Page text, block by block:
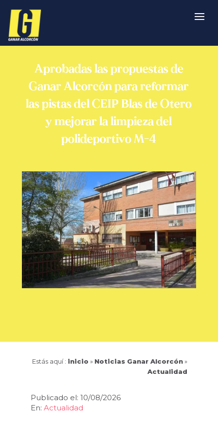
Aprobadas las propuestas de
Ganar Alcorcón para reformar
las pistas del CEIP Blas de Otero
y mejorar la limpieza del
polideportivo M-4
Estás aquí : inicio » Noticias Ganar Alcorcón»
Actualidad
Publicado el: 10/08/2026
En: Actualidad